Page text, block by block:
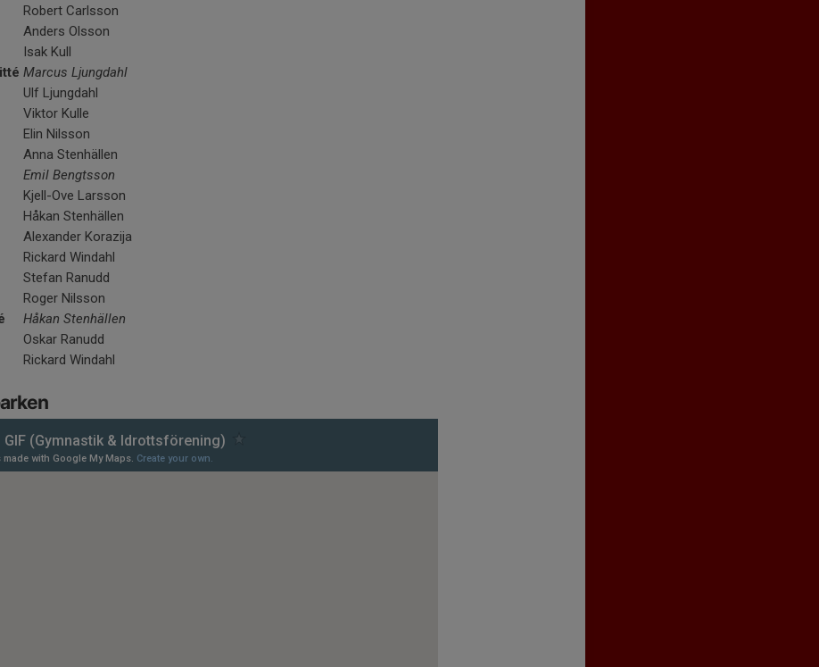
Robert Carlsson
Anders Olsson
Isak Kull
Marcus Ljungdahl
Ulf Ljungdahl
Viktor Kulle
Elin Nilsson
Anna Stenhällen
Emil Bengtsson
Kjell-Ove Larsson
Håkan Stenhällen
Alexander Korazija
Rickard Windahl
Stefan Ranudd
Roger Nilsson
Håkan Stenhällen
Oskar Ranudd
Rickard Windahl